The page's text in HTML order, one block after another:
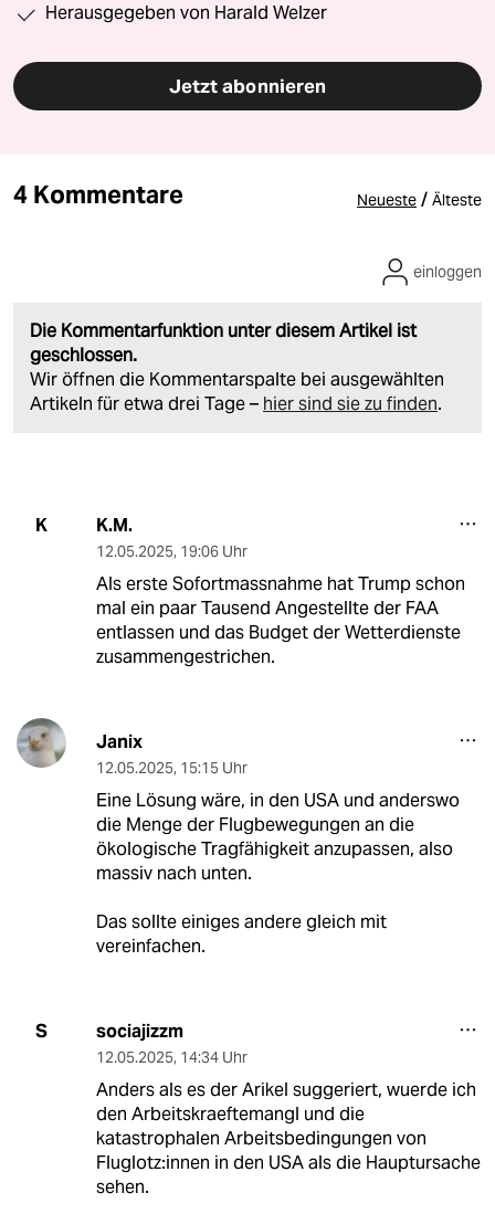
Herausgegeben von Harald Welzer
Jetzt abonnieren
4 Kommentare Neueste / Älteste
Die Kommentarfunktion unter diesem Artikel ist
geschlossen.
Wir öffnen die Kommentarspalte bei ausgewählten
Artikeln für etwa drei Tage – hier sind sie zu finden.
einloggen
K K.M.
12.05.2025, 19:06 Uhr
Als erste Sofortmassnahme hat Trump schon
mal ein paar Tausend Angestellte der FAA
entlassen und das Budget der Wetterdienste
zusammengestrichen.
Janix
12.05.2025, 15:15 Uhr
Eine Lösung wäre, in den USA und anderswo
die Menge der Flugbewegungen an die
ökologische Tragfähigkeit anzupassen, also
massiv nach unten.
Das sollte einiges andere gleich mit
vereinfachen.
S sociajizzm
12.05.2025, 14:34 Uhr
Anders als es der Arikel suggeriert, wuerde ich
den Arbeitskraeftemangl und die
katastrophalen Arbeitsbedingungen von
Fluglotz:innen in den USA als die Hauptursache
sehen.